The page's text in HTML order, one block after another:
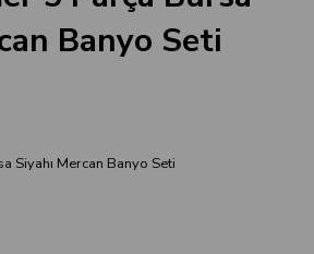
Banyo Seti
Siyahı Mercan Banyo Seti